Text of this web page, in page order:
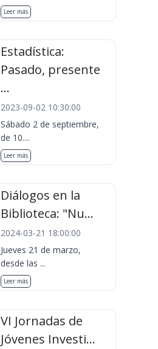
Leer más
Estadística:
Pasado, presente
...
2023-09-02 10:30:00
Sábado 2 de septiembre,
de 10....
Leer más
Diálogos en la
Biblioteca: "Nu...
2024-03-21 18:00:00
Jueves 21 de marzo,
desde las ...
Leer más
VI Jornadas de
Jóvenes Investi...